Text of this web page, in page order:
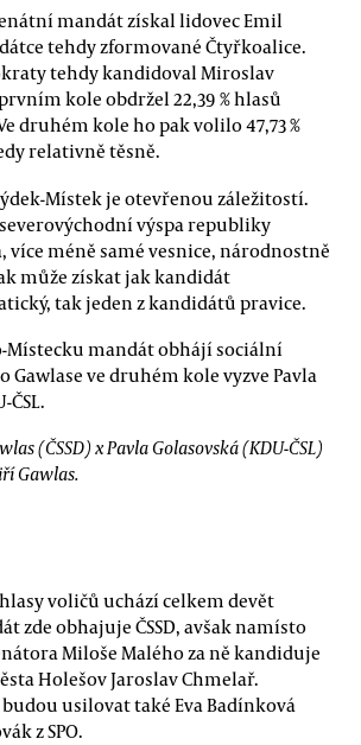
mandát získal lidovec Emil
tehdy zformované Čtyřkoalice.
tehdy kandidoval Miroslav
kole obdržel 22,39 % hlasů
druhém kole ho pak volilo 47,73 %
relativně těsně.
Místek je otevřenou záležitostí.
výspa republiky
méně samé vesnice, národnostně
může získat jak kandidát
tak jeden z kandidátů pravice.
Místecku mandát obhájí sociální
Gawlase ve druhém kole vyzve Pavla
ČSL.
(ČSSD) x Pavla Golasovská (KDU-ČSL)
Gawlas.
voličů uchází celkem devět
zde obhajuje ČSSD, avšak namísto
Miloše Malého za ně kandiduje
Holešov Jaroslav Chmelař.
usilovat také Eva Badínková
z SPO.